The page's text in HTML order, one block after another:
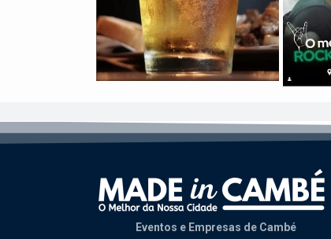
Eventos e Empresas de Cambé